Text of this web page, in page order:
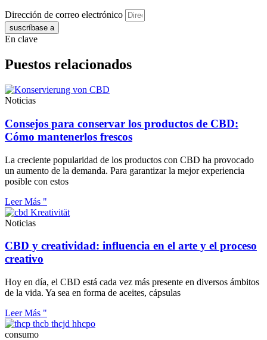
Dirección de correo electrónico
suscríbase a
En clave
Puestos relacionados
Noticias
Consejos para conservar los productos de CBD:
Cómo mantenerlos frescos
La creciente popularidad de los productos con CBD ha provocado
un aumento de la demanda. Para garantizar la mejor experiencia
posible con estos
Leer Más "
Noticias
CBD y creatividad: influencia en el arte y el proceso
creativo
Hoy en día, el CBD está cada vez más presente en diversos ámbitos
de la vida. Ya sea en forma de aceites, cápsulas
Leer Más "
consumo